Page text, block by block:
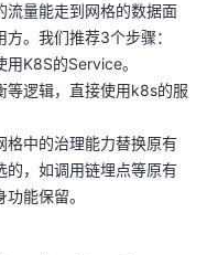
流量能走到网格的数据面
。我们推荐3个步骤：
K8S的Service。
等逻辑，直接使用k8s的服
格中的治理能力替换原有
的，如调用链埋点等原有
能保留。